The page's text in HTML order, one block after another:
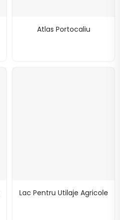
Atlas Portocaliu
Lac Pentru Utilaje Agricole